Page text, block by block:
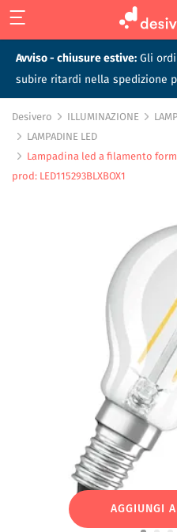
Avviso - chiusure estive: Gli
subire ritardi nella spedizione
Desivero ILLUMINAZIONE
LAMPADINE LED
Lampadina led a filamento
prod: LED115293BLXBOX1
AGGIUNGI